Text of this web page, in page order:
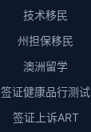
技术移民
州担保移民
澳洲留学
签证健康品行测试
签证上诉ART